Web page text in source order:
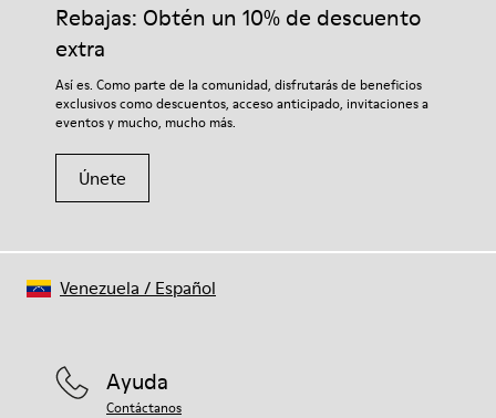
Forro: 55 % Textil (60% Nailon - 40% PU) 45 % Poliéster
garantizará que duren más tiempo.
Si deseas obtener información detallada sobre cómo cuidar de
tu par, visita nuestraGuía para el cuidado del calzado.
Rebajas: Obtén un 10% de descuento
extra
Así es. Como parte de la comunidad, disfrutarás de beneficios
exclusivos como descuentos, acceso anticipado, invitaciones a
eventos y mucho, mucho más.
Únete
Ayuda
Contáctanos
Venezuela / Español